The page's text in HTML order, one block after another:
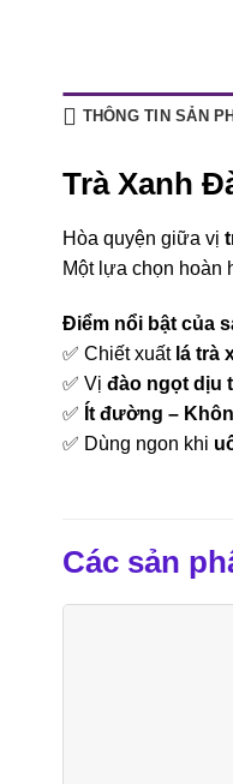
THÔNG TIN SẢN
Trà Xanh
Hòa quyện giữa vị
Một lựa chọn hoàn
Điểm nổi bật của
✅ Chiết xuất lá trà
✅ Vị đào ngọt dịu
✅ Ít đường –
✅ Dùng ngon khi
Các sản